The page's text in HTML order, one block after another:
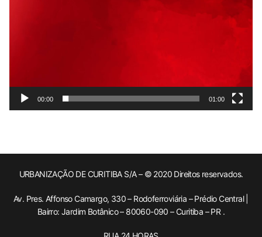
00:00 01:00
URBANIZAÇÃO DE CURITIBA S/A – © 2020 Direitos reservados.
Av. Pres. Affonso Camargo, 330 – Rodoferroviária – Prédio Central |
Bairro: Jardim Botânico – 80060-090 – Curitiba – PR .